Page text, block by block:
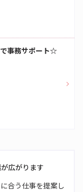
で事務サポート☆
広がります
合う仕事を提案し